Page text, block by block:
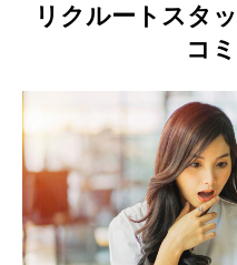
リクルートスタ
コ